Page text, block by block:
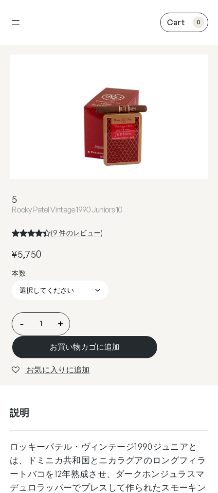
容
0
5
Rocky Patel Vintage 1990 Juniors 10
(9 件のレビュー)
¥5,750
5
/
Rocky
Patel
Vintage
個
- +
お買い物カゴに追加
お気に入りに追加
説明
ロッキーパテル・ヴィンテージ1990ジュニアと
は、ドミニカ共和国とニカラグアのロングフィラ
ートバコを12年熟成させ、ダークホンジュラスマ
デュロラッパーでプレスして作られたスモーキン